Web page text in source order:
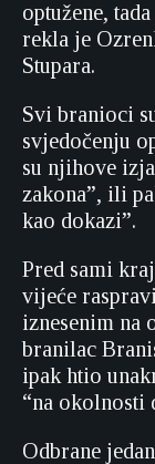
optužene,
rekla je
Stupara.
Svi branioci
svjedočenju
su njihove
zakona”, ili
kao dokazi”.
Pred sami
vijeće
iznesenim na
branilac
ipak htio
“na okolnosti
Odbrane